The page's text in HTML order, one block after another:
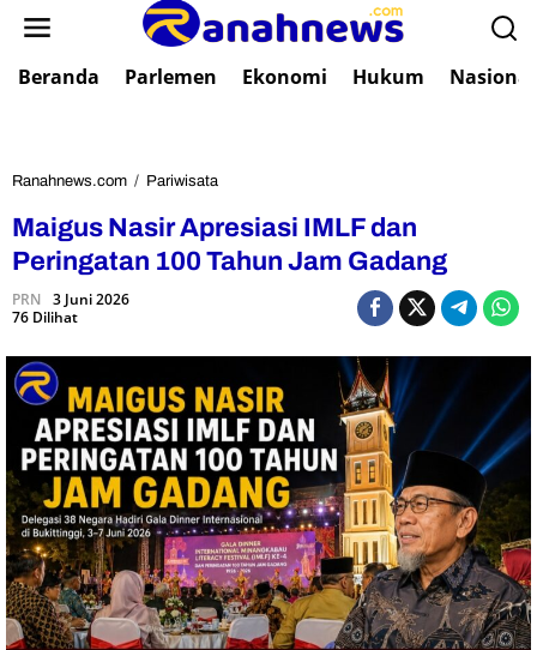
Beranda Parlemen Ekonomi Hukum Nasional
Ranahnews.com / Pariwisata
i
g
i
r
A
p
r
e
s
i
a
s
i
Maigus Nasir Apresiasi IMLF dan
Peringatan 100 Tahun Jam Gadang
PRN 3 Juni 2026
76 Dilihat